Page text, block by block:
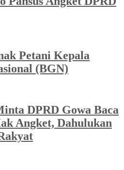
Petani Kepala
(BGN)
DPRD Gowa Baca
Angket, Dahulukan